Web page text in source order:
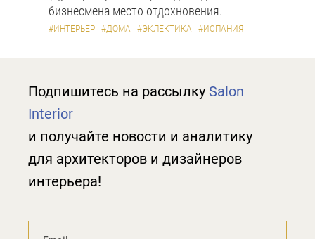
бизнесмена место отдохновения.
#ИНТЕРЬЕР #ДОМА #ЭКЛЕКТИКА #ИСПАНИЯ
Подпишитесь на рассылку Salon
Interior
и получайте новости и аналитику
для архитекторов и дизайнеров
интерьера!